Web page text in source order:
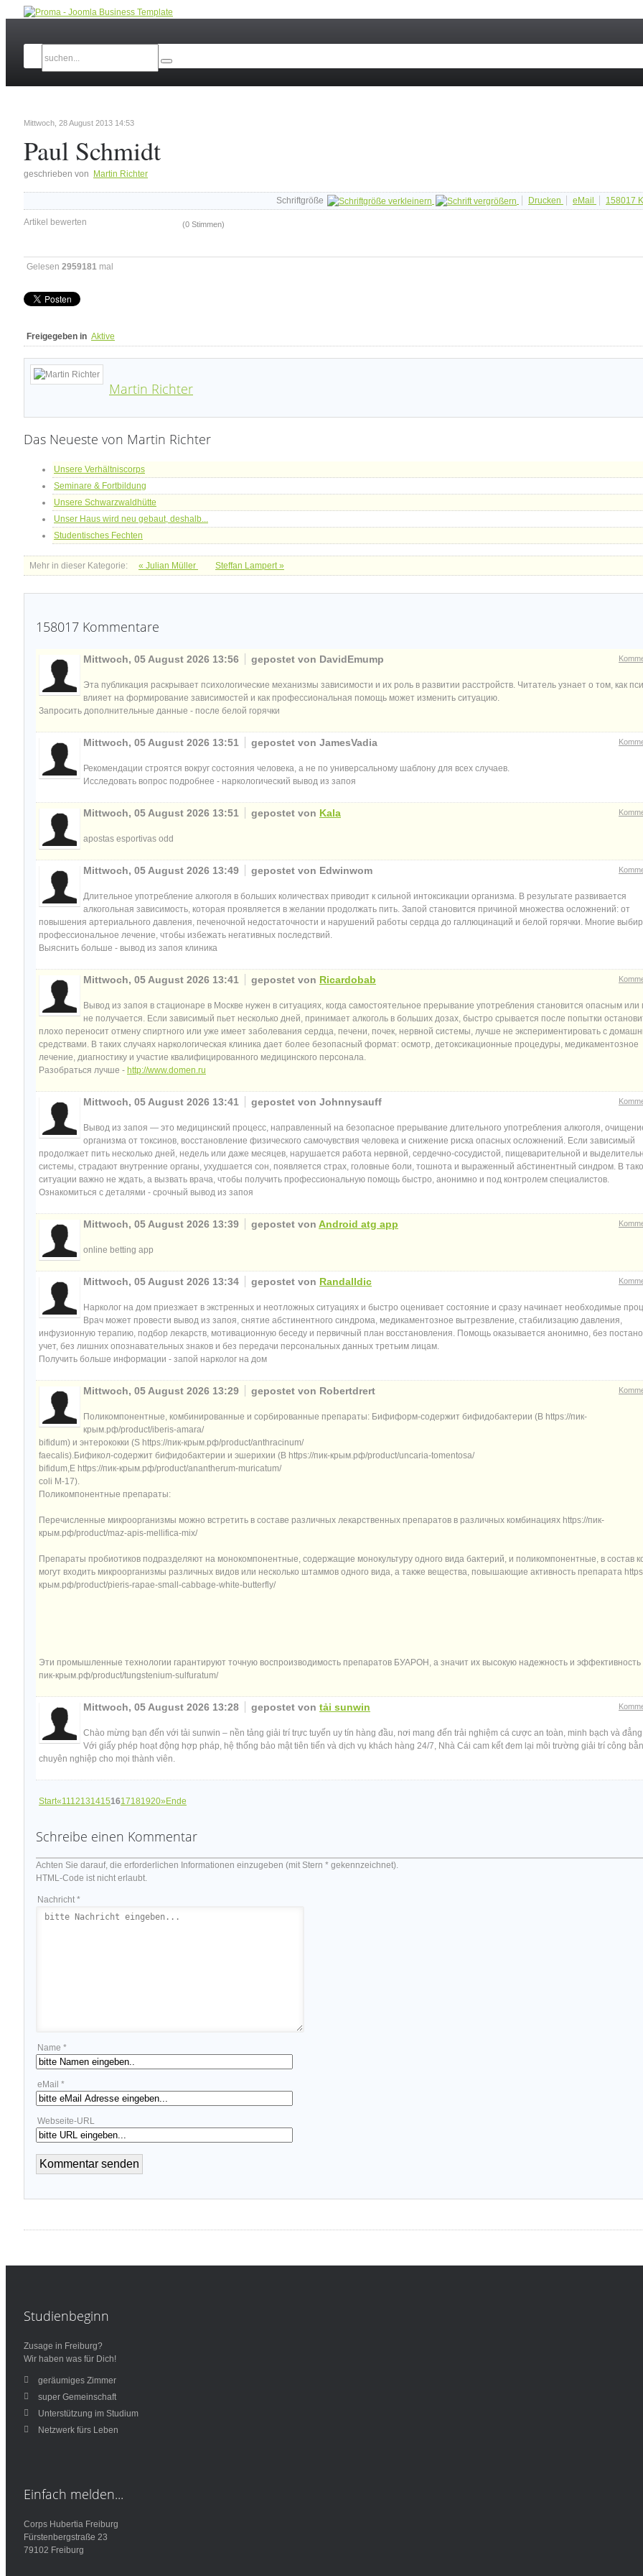
Mittwoch, 28 August 2013 14:53
Paul Schmidt
geschrieben von Martin Richter
Schriftgröße Drucken eMail 158017
Artikel bewerten (0 Stimmen)
Gelesen 2959181 mal
Freigegeben in Aktive
Martin Richter
Das Neueste von Martin Richter
Unsere Verhältniscorps
Seminare & Fortbildung
Unsere Schwarzwaldhütte
Unser Haus wird neu gebaut, deshalb...
Studentisches Fechten
Mehr in dieser Kategorie: « Julian Müller Steffan Lampert »
158017 Kommentare
Mittwoch, 05 August 2026 13:56 gepostet von DavidEmump
Эта публикация раскрывает психологические механизмы зависимости и их роль в развитии расстройств. Читатель узнает о том, как
влияет на формирование зависимостей и как профессиональная помощь может изменить ситуацию.
Запросить дополнительные данные - после белой горячки
Mittwoch, 05 August 2026 13:51 gepostet von JamesVadia
Рекомендации строятся вокруг состояния человека, а не по универсальному шаблону для всех случаев.
Исследовать вопрос подробнее - наркологический вывод из запоя
Mittwoch, 05 August 2026 13:51 gepostet von Kala
apostas esportivas odd
Mittwoch, 05 August 2026 13:49 gepostet von Edwinwom
Длительное употребление алкоголя в больших количествах приводит к сильной интоксикации организма. В результате развивается
алкогольная зависимость, которая проявляется в желании продолжать пить. Запой становится причиной множества осложнений: от
повышения артериального давления, печеночной недостаточности и нарушений работы сердца до галлюцинаций и белой горячки. Многие
профессиональное лечение, чтобы избежать негативных последствий.
Выяснить больше - вывод из запоя клиника
Mittwoch, 05 August 2026 13:41 gepostet von Ricardobab
Вывод из запоя в стационаре в Москве нужен в ситуациях, когда самостоятельное прерывание употребления становится опасным или
не получается. Если зависимый пьет несколько дней, принимает алкоголь в больших дозах, быстро срывается после попытки
плохо переносит отмену спиртного или уже имеет заболевания сердца, печени, почек, нервной системы, лучше не экспериментировать с
средствами. В таких случаях наркологическая клиника дает более безопасный формат: осмотр, детоксикационные процедуры, медикаментозное
лечение, диагностику и участие квалифицированного медицинского персонала.
Разобраться лучше - http://www.domen.ru
Mittwoch, 05 August 2026 13:41 gepostet von Johnnysauff
Вывод из запоя — это медицинский процесс, направленный на безопасное прерывание длительного употребления алкоголя,
организма от токсинов, восстановление физического самочувствия человека и снижение риска опасных осложнений. Если зависимый
продолжает пить несколько дней, недель или даже месяцев, нарушается работа нервной, сердечно-сосудистой, пищеварительной и
системы, страдают внутренние органы, ухудшается сон, появляется страх, головные боли, тошнота и выраженный абстинентный синдром. В
ситуации важно не ждать, а вызвать врача, чтобы получить профессиональную помощь быстро, анонимно и под контролем специалистов.
Ознакомиться с деталями - срочный вывод из запоя
Mittwoch, 05 August 2026 13:39 gepostet von Android atg app
online betting app
Mittwoch, 05 August 2026 13:34 gepostet von Randalldic
Нарколог на дом приезжает в экстренных и неотложных ситуациях и быстро оценивает состояние и сразу начинает необходимые
Врач может провести вывод из запоя, снятие абстинентного синдрома, медикаментозное вытрезвление, стабилизацию давления,
инфузионную терапию, подбор лекарств, мотивационную беседу и первичный план восстановления. Помощь оказывается анонимно, без
учет, без лишних опознавательных знаков и без передачи персональных данных третьим лицам.
Получить больше информации - запой нарколог на дом
Mittwoch, 05 August 2026 13:29 gepostet von Robertdrert
Поликомпонентные, комбинированные и сорбированные препараты: Бифиформ-содержит бифидобактерии (B https://пик-
крым.рф/product/iberis-amara/
bifidum) и энтерококки (S https://пик-крым.рф/product/anthracinum/
faecalis).Бификол-содержит бифидобактерии и эшерихии (B https://пик-крым.рф/product/uncaria-tomentosa/
bifidum,E https://пик-крым.рф/product/anantherum-muricatum/
соli М-17).
Поликомпонентные препараты:
Перечисленные микроорганизмы можно встретить в составе различных лекарственных препаратов в различных комбинациях https://пик-
крым.рф/product/maz-apis-mellifica-mix/
Препараты пробиотиков подразделяют на монокомпонентные, содержащие монокультуру одного вида бактерий, и поликомпонентные, в состав
могут входить микроорганизмы различных видов или несколько штаммов одного вида, а также вещества, повышающие активность препарата
крым.рф/product/pieris-rapae-small-cabbage-white-butterfly/
Эти промышленные технологии гарантируют точную воспроизводимость препаратов БУАРОН, а значит их высокую надежность и эффективность
пик-крым.рф/product/tungstenium-sulfuratum/
Mittwoch, 05 August 2026 13:28 gepostet von tải sunwin
Chào mừng bạn đến với tải sunwin – nền tảng giải trí trực tuyến uy tín hàng đầu, nơi mang đến trải nghiệm cá cược an toàn, minh bạch và
Với giấy phép hoạt động hợp pháp, hệ thống bảo mật tiên tiến và dịch vụ khách hàng 24/7, Nhà Cái cam kết đem lại môi trường giải trí công
chuyên nghiệp cho mọi thành viên.
Start«11121314151617181920»Ende
Schreibe einen Kommentar
Achten Sie darauf, die erforderlichen Informationen einzugeben (mit Stern * gekennzeichnet).
HTML-Code ist nicht erlaubt.
Nachricht *
Name *
eMail *
Webseite-URL
Studienbeginn
Zusage in Freiburg?
Wir haben was für Dich!
geräumiges Zimmer
super Gemeinschaft
Unterstützung im Studium
Netzwerk fürs Leben
Einfach melden...
Corps Hubertia Freiburg
Fürstenbergstraße 23
79102 Freiburg